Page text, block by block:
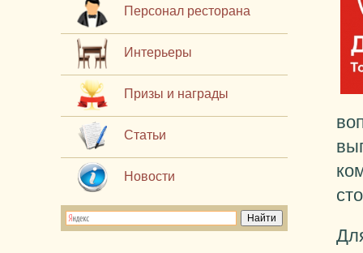
Персонал ресторана
Интерьеры
Призы и награды
Статьи
Новости